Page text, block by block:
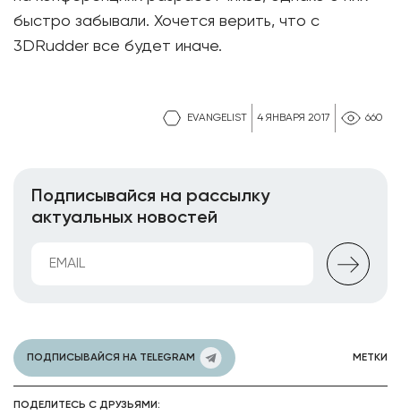
EVANGELIST 4 ЯНВАРЯ 2017 660
быстро забывали. Хочется верить, что с
3DRudder все будет иначе.
Подписывайся на рассылку
актуальных новостей
ПОДПИСЫВАЙСЯ НА TELEGRAM МЕТКИ
ПОДЕЛИТЕСЬ С ДРУЗЬЯМИ: